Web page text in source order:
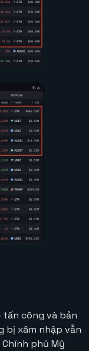
công và bản
bị xâm nhập vẫn
phủ Mỹ